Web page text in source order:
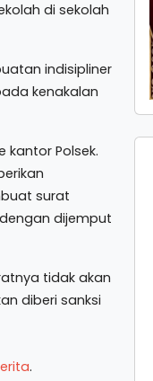
di sekolah
indisipliner
kenakalan
Polsek.
surat
dijemput
tidak akan
diberi sanksi
.